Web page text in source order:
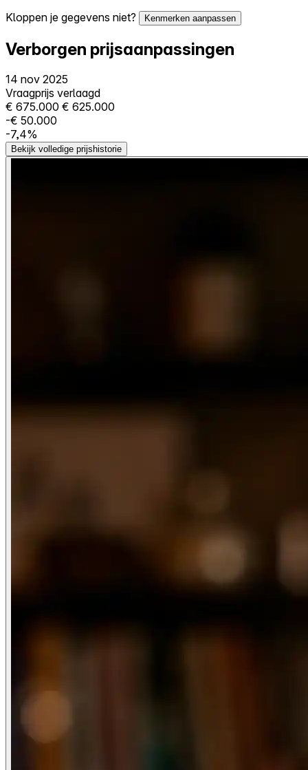
Kloppen je gegevens niet?
Kenmerken aanpassen
Verborgen prijsaanpassingen
14 nov 2025
Vraagprijs verlaagd
€ 675.000 € 625.000
-€ 50.000
-7,4%
Bekijk volledige prijshistorie